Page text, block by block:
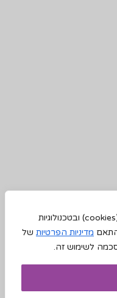
ובטכנולוגיות
מדיניות הפרטיות של
לשימוש זה.
"תוצאות" חברת ייעוץ